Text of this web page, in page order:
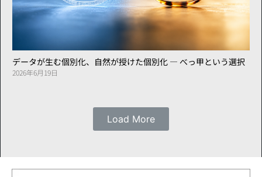
データが生む個別化、自然が授けた個別化 ― べっ甲という選択
2026年6月19日
Load More